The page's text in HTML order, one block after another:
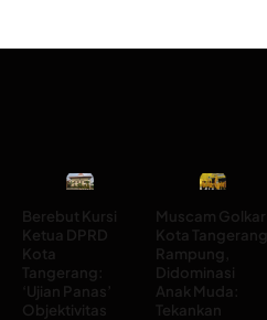
Berebut Kursi
Ketua DPRD
Kota
Tangerang:
‘Ujian Panas’
Objektivitas
Muscam Golkar
Kota Tangerang
Rampung,
Didominasi
Anak Muda:
Tekankan